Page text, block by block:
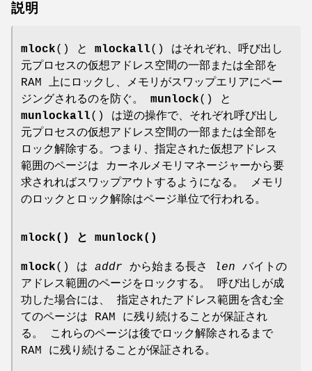
説明
mlock() と mlockall() はそれぞれ、呼び出し
元プロセスの仮想アドレス空間の一部または全部を
RAM 上にロックし、メモリがスワップエリアにペー
ジングされるのを防ぐ。 munlock() と
munlockall() は逆の操作で、それぞれ呼び出し
元プロセスの仮想アドレス空間の一部または全部を
ロック解除する。つまり、指定された仮想アドレス
範囲のページは カーネルメモリマネージャーから要
求されればスワップアウトするようになる。 メモリ
のロックとロック解除はページ単位で行われる。
mlock() と munlock()
mlock() は addr から始まる長さ len バイトの
アドレス範囲のページをロックする。 呼び出しが成
功した場合には、 指定されたアドレス範囲を含む全
てのページは RAM に残り続けることが保証され
る。 これらのページは後でロック解除されるまで
RAM に残り続けることが保証される。